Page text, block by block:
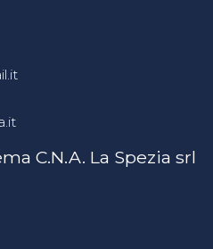
C.N.A. La Spezia srl